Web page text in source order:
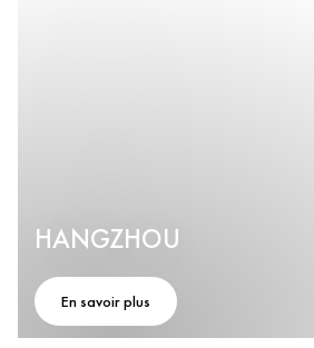
HANGZHOU
En savoir plus